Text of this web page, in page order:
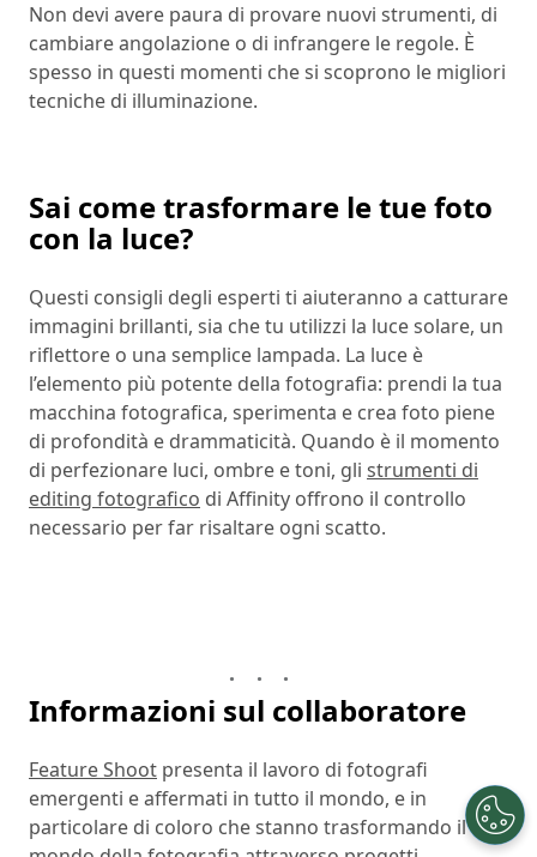
Non devi avere paura di provare nuovi strumenti, di
cambiare angolazione o di infrangere le regole. È
spesso in questi momenti che si scoprono le migliori
tecniche di illuminazione.
Sai come trasformare le tue foto
con la luce?
Questi consigli degli esperti ti aiuteranno a catturare
immagini brillanti, sia che tu utilizzi la luce solare, un
riflettore o una semplice lampada. La luce è
l’elemento più potente della fotografia: prendi la tua
macchina fotografica, sperimenta e crea foto piene
di profondità e drammaticità. Quando è il momento
di perfezionare luci, ombre e toni, gli strumenti di
editing fotografico di Affinity offrono il controllo
necessario per far risaltare ogni scatto.
Informazioni sul collaboratore
Feature Shoot presenta il lavoro di fotografi
emergenti e affermati in tutto il mondo, e in
particolare di coloro che stanno trasformando il